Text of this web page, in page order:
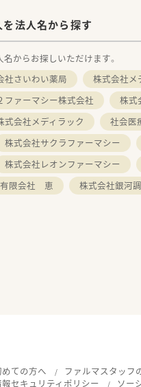
法人名から探す
からお探しいただけます。
社さいわい薬局 株式会社メ
ファーマシー株式会社 株式
式会社メディラック 社会医
株式会社サクラファーマシー
株式会社レオンファーマシー
有限会社 恵 株式会社銀河
ての方へ ファルマスタッフ
セキュリティポリシー
ソー